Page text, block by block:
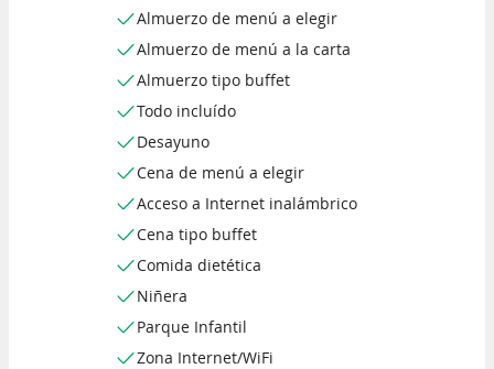
Almuerzo de menú a elegir
Almuerzo de menú a la carta
Almuerzo tipo buffet
Todo incluído
Desayuno
Cena de menú a elegir
Acceso a Internet inalámbrico
Cena tipo buffet
Comida dietética
Niñera
Parque Infantil
Zona Internet/WiFi